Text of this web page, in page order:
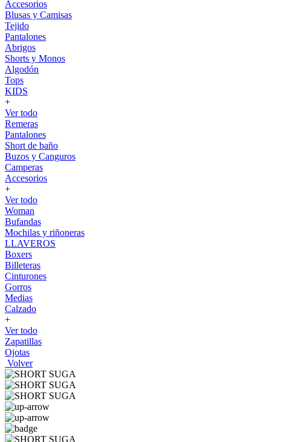
Accesorios
Blusas y Camisas
Tejido
Pantalones
Abrigos
Shorts y Monos
Algodón
Tops
KIDS
+
Ver todo
Remeras
Pantalones
Short de baño
Buzos y Canguros
Camperas
Accesorios
+
Ver todo
Woman
Bufandas
Mochilas y riñoneras
LLAVEROS
Boxers
Billeteras
Cinturones
Gorros
Medias
Calzado
+
Ver todo
Zapatillas
Ojotas
Volver